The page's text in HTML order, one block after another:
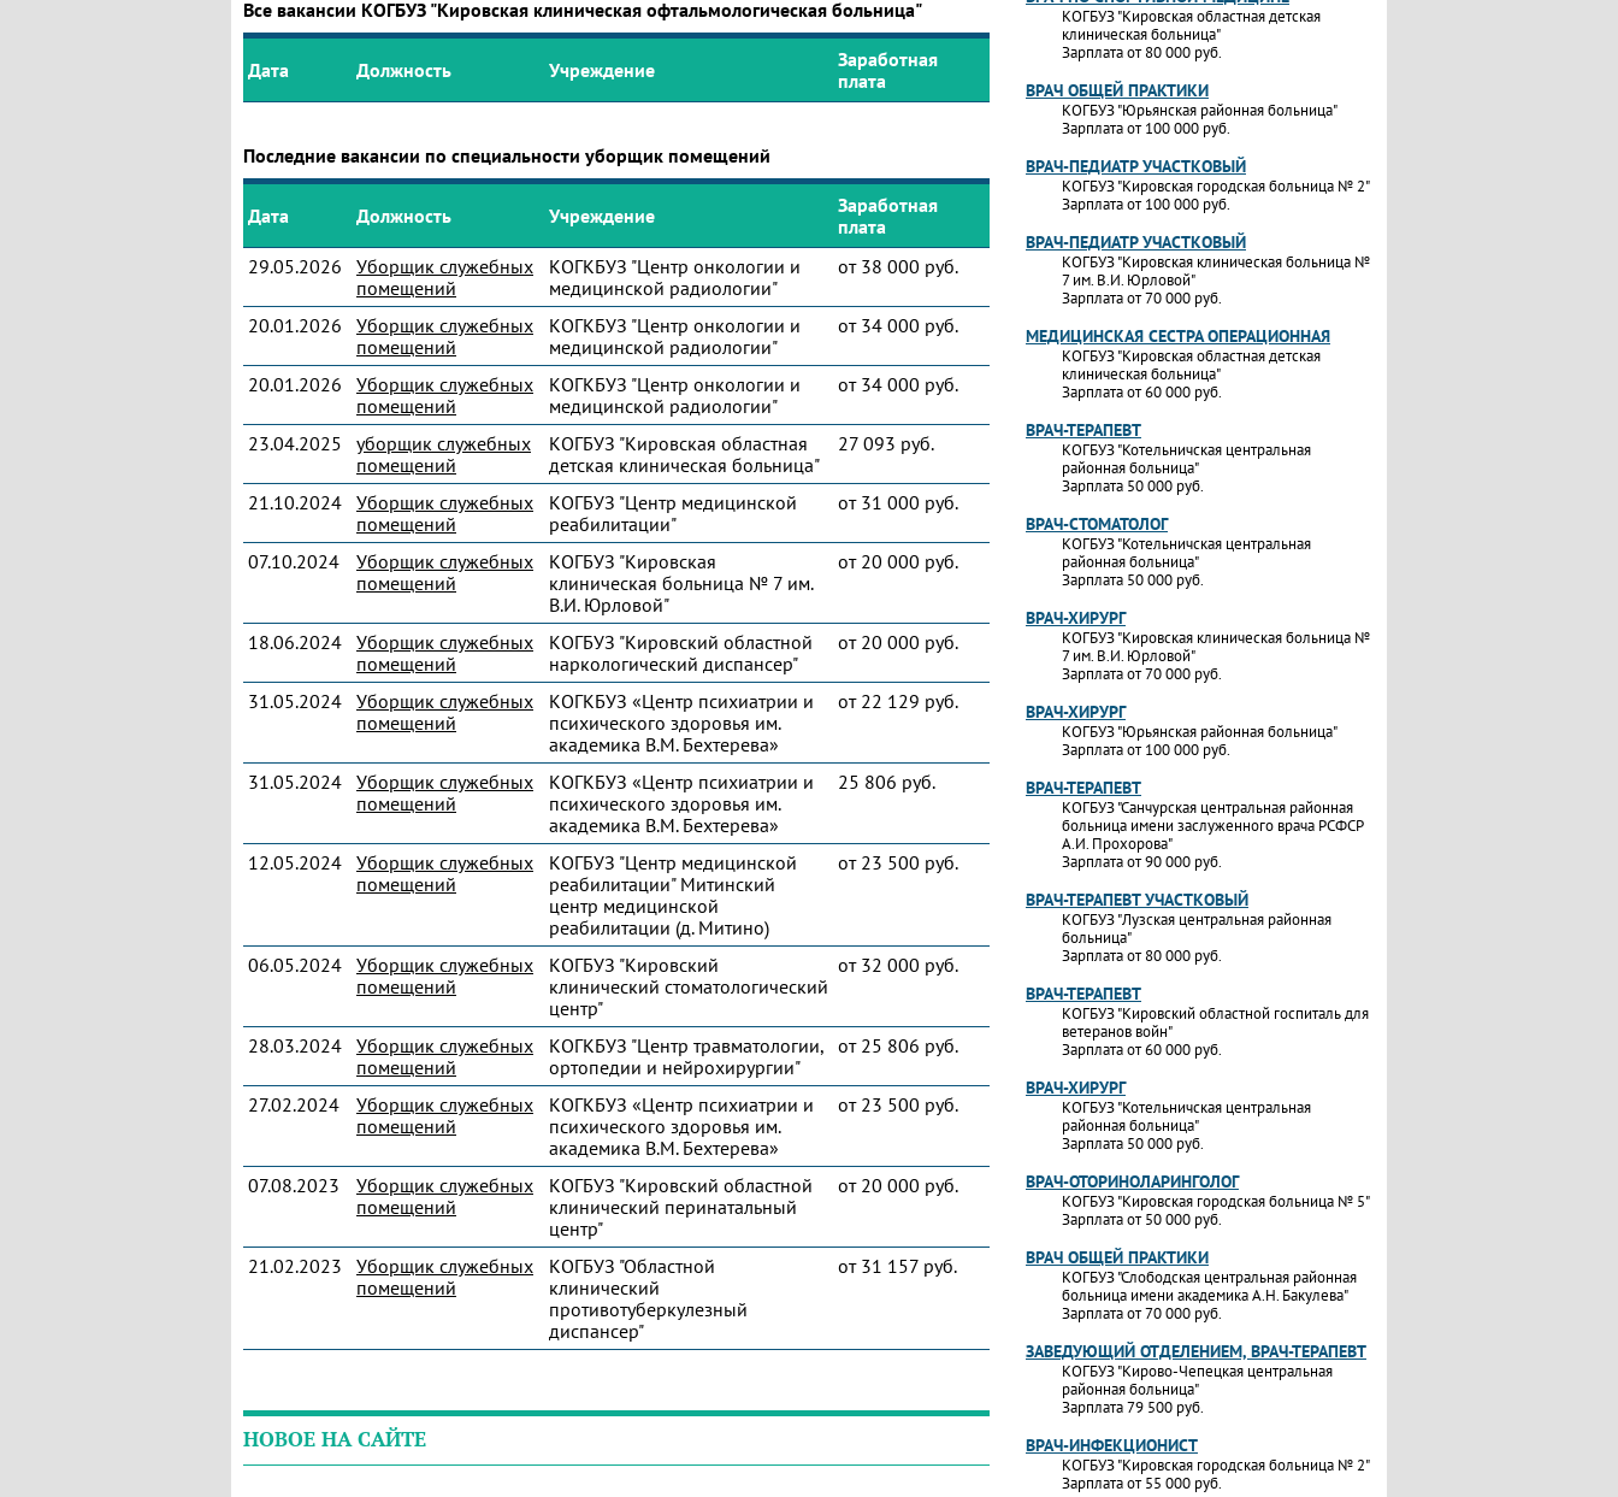
Все вакансии КОГБУЗ "Кировская клиническая офтальмологическая больница"
Дата Должность Учреждение
Заработная
плата
Последние вакансии по специальности уборщик помещений
Дата Должность Учреждение
Заработная
плата
29.05.2026
Уборщик служебных
помещений
КОГКБУЗ "Центр онкологии и
медицинской радиологии"
от 38 000 руб.
20.01.2026
Уборщик служебных
помещений
КОГКБУЗ "Центр онкологии и
медицинской радиологии"
от 34 000 руб.
20.01.2026
Уборщик служебных
помещений
КОГКБУЗ "Центр онкологии и
медицинской радиологии"
от 34 000 руб.
23.04.2025
уборщик служебных
помещений
КОГБУЗ "Кировская областная
детская клиническая больница"
27 093 руб.
21.10.2024 Уборщик служебных
помещений
КОГБУЗ "Центр медицинской
реабилитации"
от 31 000 руб.
07.10.2024
Уборщик служебных
помещений
КОГБУЗ "Кировская
клиническая больница № 7 им.
В.И. Юрловой"
от 20 000 руб.
18.06.2024 Уборщик служебных
помещений
КОГБУЗ "Кировский областной
наркологический диспансер"
от 20 000 руб.
31.05.2024 Уборщик служебных
помещений
КОГКБУЗ «Центр психиатрии и
психического здоровья им.
академика В.М. Бехтерева»
от 22 129 руб.
31.05.2024 Уборщик служебных
помещений
КОГКБУЗ «Центр психиатрии и
психического здоровья им.
академика В.М. Бехтерева»
25 806 руб.
12.05.2024 Уборщик служебных
помещений
КОГБУЗ "Центр медицинской
реабилитации" Митинский
центр медицинской
реабилитации (д. Митино)
от 23 500 руб.
06.05.2024 Уборщик служебных
помещений
КОГБУЗ "Кировский
клинический стоматологический
центр"
от 32 000 руб.
28.03.2024 Уборщик служебных
помещений
КОГКБУЗ "Центр травматологии,
ортопедии и нейрохирургии"
от 25 806 руб.
27.02.2024
Уборщик служебных
помещений
КОГКБУЗ «Центр психиатрии и
психического здоровья им.
академика В.М. Бехтерева»
от 23 500 руб.
07.08.2023
Уборщик служебных
помещений
КОГБУЗ "Кировский областной
клинический перинатальный
центр"
от 20 000 руб.
21.02.2023
Уборщик служебных
помещений
КОГБУЗ "Областной
клинический
противотуберкулезный
диспансер"
от 31 157 руб.
НОВОЕ НА САЙТЕ
КОГБУЗ "Кировская областная детская
клиническая больница"
Зарплата от 80 000 руб.
ВРАЧ ОБЩЕЙ ПРАКТИКИ
КОГБУЗ "Юрьянская районная больница"
Зарплата от 100 000 руб.
ВРАЧ-ПЕДИАТР УЧАСТКОВЫЙ
КОГБУЗ "Кировская городская больница № 2"
Зарплата от 100 000 руб.
ВРАЧ-ПЕДИАТР УЧАСТКОВЫЙ
КОГБУЗ "Кировская клиническая больница №
7 им. В.И. Юрловой"
Зарплата от 70 000 руб.
МЕДИЦИНСКАЯ СЕСТРА ОПЕРАЦИОННАЯ
КОГБУЗ "Кировская областная детская
клиническая больница"
Зарплата от 60 000 руб.
ВРАЧ-ТЕРАПЕВТ
КОГБУЗ "Котельничская центральная
районная больница"
Зарплата 50 000 руб.
ВРАЧ-СТОМАТОЛОГ
КОГБУЗ "Котельничская центральная
районная больница"
Зарплата 50 000 руб.
ВРАЧ-ХИРУРГ
КОГБУЗ "Кировская клиническая больница №
7 им. В.И. Юрловой"
Зарплата от 70 000 руб.
ВРАЧ-ХИРУРГ
КОГБУЗ "Юрьянская районная больница"
Зарплата от 100 000 руб.
ВРАЧ-ТЕРАПЕВТ
КОГБУЗ "Санчурская центральная районная
больница имени заслуженного врача РСФСР
А.И. Прохорова"
Зарплата от 90 000 руб.
ВРАЧ-ТЕРАПЕВТ УЧАСТКОВЫЙ
КОГБУЗ "Лузская центральная районная
больница"
Зарплата от 80 000 руб.
ВРАЧ-ТЕРАПЕВТ
КОГБУЗ "Кировский областной госпиталь для
ветеранов войн"
Зарплата от 60 000 руб.
ВРАЧ-ХИРУРГ
КОГБУЗ "Котельничская центральная
районная больница"
Зарплата 50 000 руб.
ВРАЧ-ОТОРИНОЛАРИНГОЛОГ
КОГБУЗ "Кировская городская больница № 5"
Зарплата от 50 000 руб.
ВРАЧ ОБЩЕЙ ПРАКТИКИ
КОГБУЗ "Слободская центральная районная
больница имени академика А.Н. Бакулева"
Зарплата от 70 000 руб.
ЗАВЕДУЮЩИЙ ОТДЕЛЕНИЕМ, ВРАЧ-ТЕРАПЕВТ
КОГБУЗ "Кирово-Чепецкая центральная
районная больница"
Зарплата 79 500 руб.
ВРАЧ-ИНФЕКЦИОНИСТ
КОГБУЗ "Кировская городская больница № 2"
Зарплата от 55 000 руб.